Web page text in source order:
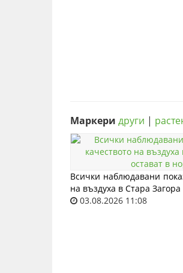
Маркери други |
Всички наблюдавани
на въздуха в Стара
03.08.2026 11:08